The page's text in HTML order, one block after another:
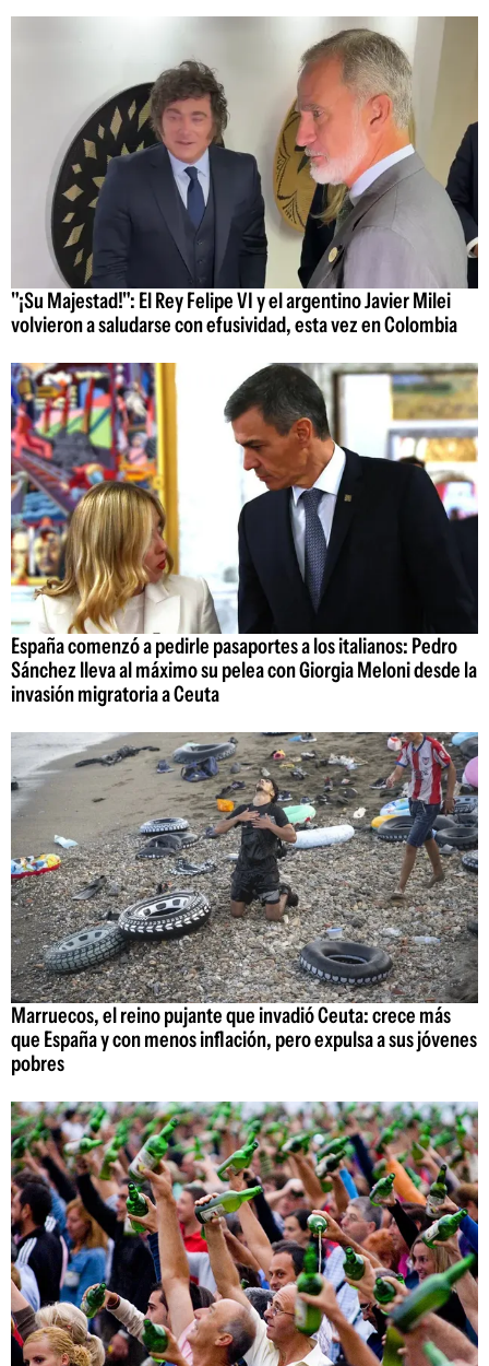
"¡Su Majestad!": El Rey Felipe VI y el argentino Javier Milei
volvieron a saludarse con efusividad, esta vez en Colombia
España comenzó a pedirle pasaportes a los italianos: Pedro
Sánchez lleva al máximo su pelea con Giorgia Meloni desde la
invasión migratoria a Ceuta
Marruecos, el reino pujante que invadió Ceuta: crece más
que España y con menos inflación, pero expulsa a sus jóvenes
pobres